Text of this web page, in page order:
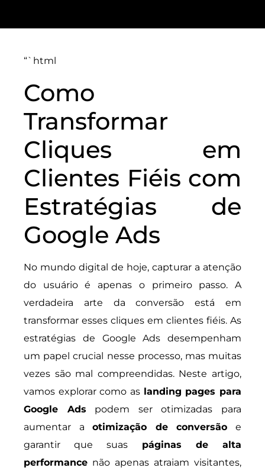
“`html
Como
Transformar
Cliques em
Clientes Fiéis com
Estratégias de
Google Ads
No mundo digital de hoje, capturar a atenção
do usuário é apenas o primeiro passo. A
verdadeira arte da conversão está em
transformar esses cliques em clientes fiéis. As
estratégias de Google Ads desempenham
um papel crucial nesse processo, mas muitas
vezes são mal compreendidas. Neste artigo,
vamos explorar como as landing pages para
Google Ads podem ser otimizadas para
aumentar aotimização de conversão e
garantir que suas páginas de alta
performance não apenas atraiam visitantes,